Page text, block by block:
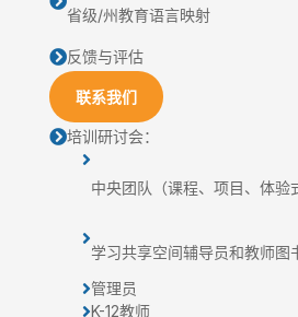
省级/州教育语言映射
反馈与评估
联系我们
培训研讨会：

中央团队（课程、项目、体验

学习共享空间辅导员和教师图
管理员
K-12教师